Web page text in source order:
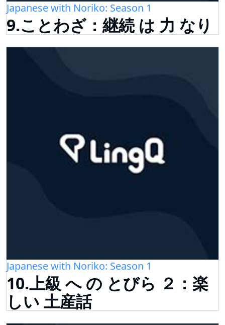
Japanese with Noriko: Season 1
9.ことわざ：継続 は 力 なり
Japanese with Noriko: Season 1
10.上級 へ の とびら ２：楽
しい 土産話